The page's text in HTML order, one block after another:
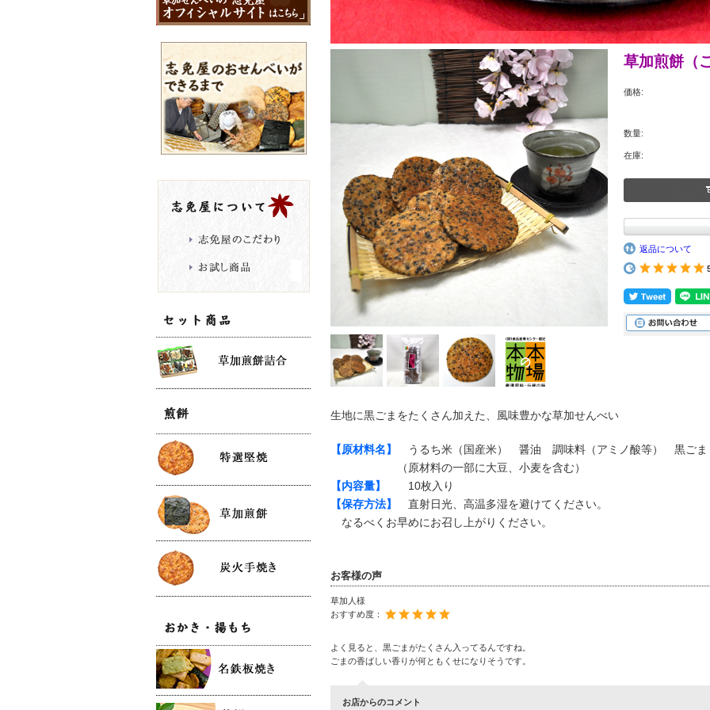
草加煎餅（
価格:
数量:
在庫:
返品について
生地に黒ごまをたくさん加えた、風味豊かな草加せんべい
【原材料名】
うるち米（国産米） 醤油 調味料（アミノ酸等） 黒ごま
（原材料の一部に大豆、小麦を含む）
【内容量】
10枚入り
【保存方法】
直射日光、高温多湿を避けてください。
なるべくお早めにお召し上がりください。
お客様の声
草加人様
おすすめ度：
よく見ると、黒ごまがたくさん入ってるんですね。
ごまの香ばしい香りが何ともくせになりそうです。
お店からのコメント